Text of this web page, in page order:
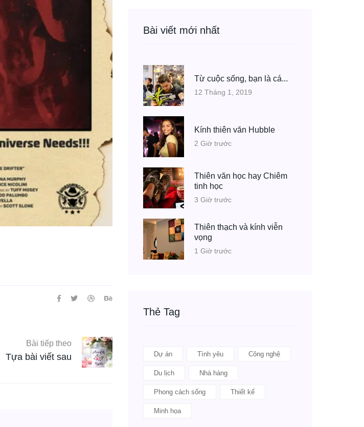
Bài tiếp theo
Tựa bài viết sau
Bài viết mới nhất
Từ cuộc sống, bạn là cá...
12 Tháng 1, 2019
Kính thiên văn Hubble
2 Giờ trước
Thiên văn học hay Chiêm
tinh học
3 Giờ trước
Thiên thạch và kính viễn
vọng
1 Giờ trước
Thẻ Tag
Dự án Tình yêu Công nghệ
Du lịch Nhà hàng
Phong cách sống Thiết kế
Minh họa